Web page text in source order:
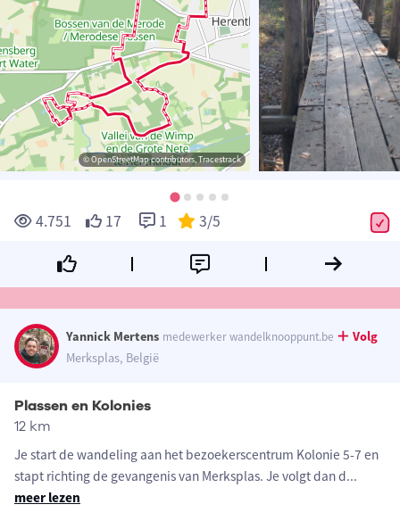
© OpenStreetMap contributors, Tracestrack
4.751 17 1 3/5
Yannick Mertens medewerker wandelknooppunt.be
Volg
Merksplas, België
Plassen en Kolonies
12 km
Je start de wandeling aan het bezoekerscentrum Kolonie 5-7 en
stapt richting de gevangenis van Merksplas. Je volgt dan d...
meer lezen